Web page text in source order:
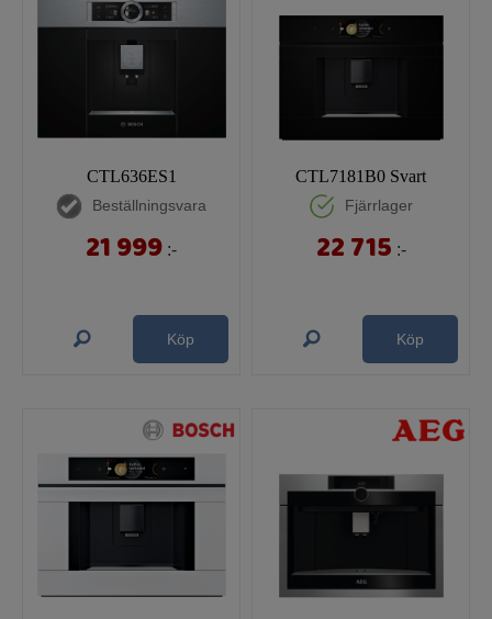
CTL636ES1
Beställningsvara
21 999 :-
Köp
CTL7181B0 Svart
Fjärrlager
22 715 :-
Köp